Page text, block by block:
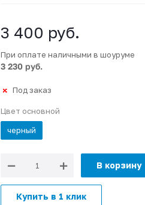
3 400 руб.
При оплате наличными в шоуруме
3 230 руб.
Под заказ
Цвет основной
черный
В корзину
Купить в 1 клик